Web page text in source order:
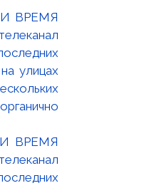
И ВРЕМЯ